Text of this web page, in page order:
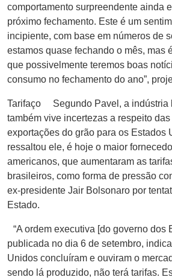
comportamento surpreendente ainda
próximo fechamento. Este é um
incipiente, com base em números de
estamos quase fechando o mês, mas
que possivelmente teremos boas
consumo no fechamento do ano”,
Tarifaço Segundo Pavel, a indústria
também vive incertezas a respeito
exportações do grão para os Estados
ressaltou ele, é hoje o maior
americanos, que aumentaram as
brasileiros, como forma de pressão
ex-presidente Jair Bolsonaro por
Estado.
“A ordem executiva [do governo dos
publicada no dia 6 de setembro,
Unidos concluíram e ouviram o
sendo lá produzido, não terá tarifas.